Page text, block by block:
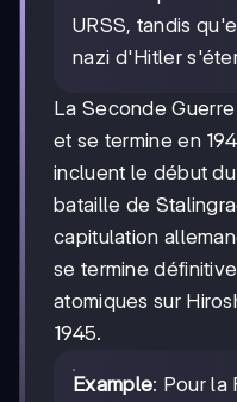
URSS, tandis
nazi d'Hitler
La Seconde
et se termine en
incluent le début du
bataille de
capitulation
se termine
atomiques sur
1945.
Example: Pour la